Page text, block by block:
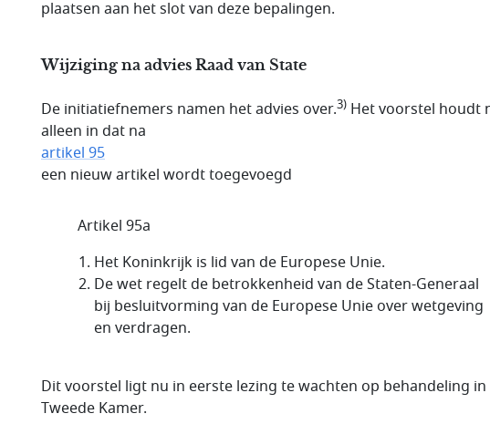
plaatsen aan het slot van deze bepalingen.
Wijziging na advies Raad van State
De initiatiefnemers namen het advies over.3) Het voorstel houdt
alleen in dat na
artikel 95
een nieuw artikel wordt toegevoegd
Artikel 95a
Het Koninkrijk is lid van de Europese Unie.
De wet regelt de betrokkenheid van de Staten-Generaal
bij besluitvorming van de Europese Unie over wetgeving
en verdragen.
Dit voorstel ligt nu in eerste lezing te wachten op behandeling in
Tweede Kamer.